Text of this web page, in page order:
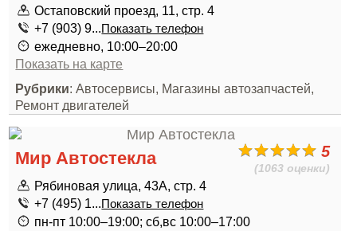
Остаповский проезд, 11, стр. 4
+7 (903) 9...Показать телефон
ежедневно, 10:00–20:00
Показать на карте
Рубрики: Автосервисы, Магазины автозапчастей,
Ремонт двигателей
5
(1063 оценки)
Мир Автостекла
Рябиновая улица, 43А, стр. 4
+7 (495) 1...Показать телефон
пн-пт 10:00–19:00; сб,вс 10:00–17:00